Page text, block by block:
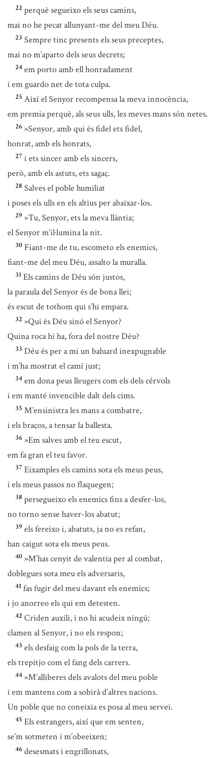
22 perquè segueixo els seus camins,
mai no he pecat allunyant-me del meu Déu.
23 Sempre tinc presents els seus preceptes,
mai no m’aparto dels seus decrets;
24 em porto amb ell honradament
i em guardo net de tota culpa.
25 Així el Senyor recompensa la meva innocència,
em premia perquè, als seus ulls, les meves mans són netes.
26 »Senyor, amb qui és fidel ets fidel,
honrat, amb els honrats,
27 i ets sincer amb els sincers,
però, amb els astuts, ets sagaç.
28 Salves el poble humiliat
i poses els ulls en els altius per abaixar-los.
29 »Tu, Senyor, ets la meva llàntia;
el Senyor m’il·lumina la nit.
30 Fiant-me de tu, escometo els enemics,
fiant-me del meu Déu, assalto la muralla.
31 Els camins de Déu són justos,
la paraula del Senyor és de bona llei;
és escut de tothom qui s’hi empara.
32 »Qui és Déu sinó el Senyor?
Quina roca hi ha, fora del nostre Déu?
33 Déu és per a mi un baluard inexpugnable
i m’ha mostrat el camí just;
34 em dona peus lleugers com els dels cérvols
i em manté invencible dalt dels cims.
35 M’ensinistra les mans a combatre,
i els braços, a tensar la ballesta.
36 »Em salves amb el teu escut,
em fa gran el teu favor.
37 Eixamples els camins sota els meus peus,
i els meus passos no flaquegen;
38 persegueixo els enemics fins a desfer-los,
no torno sense haver-los abatut;
39 els fereixo i, abatuts, ja no es refan,
han caigut sota els meus peus.
40 »M’has cenyit de valentia per al combat,
doblegues sota meu els adversaris,
41 fas fugir del meu davant els enemics;
i jo anorreo els qui em detesten.
42 Criden auxili, i no hi acudeix ningú;
clamen al Senyor, i no els respon;
43 els desfaig com la pols de la terra,
els trepitjo com el fang dels carrers.
44 »M’alliberes dels avalots del meu poble
i em mantens com a sobirà d’altres nacions.
Un poble que no coneixia es posa al meu servei.
45 Els estrangers, així que em senten,
se’m sotmeten i m’obeeixen;
46 desesmats i engrillonats,